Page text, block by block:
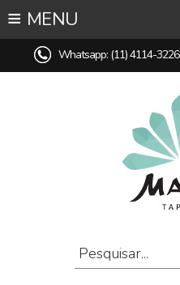
∞ TODOS OS TAPETES
♥ TAPETES SOB MEDIDA
COMPOSIÇÃO
≡ MENU
Whatsapp: (11) 4114-3226